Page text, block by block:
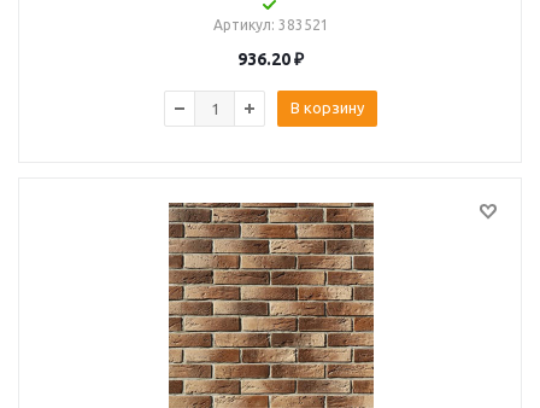
Артикул: 383521
936.20₽
В корзину